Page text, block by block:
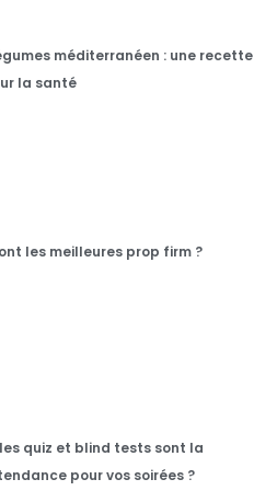
méditerranéen : une recette
la santé
les meilleures prop firm ?
quiz et blind tests sont la
pour vos soirées ?